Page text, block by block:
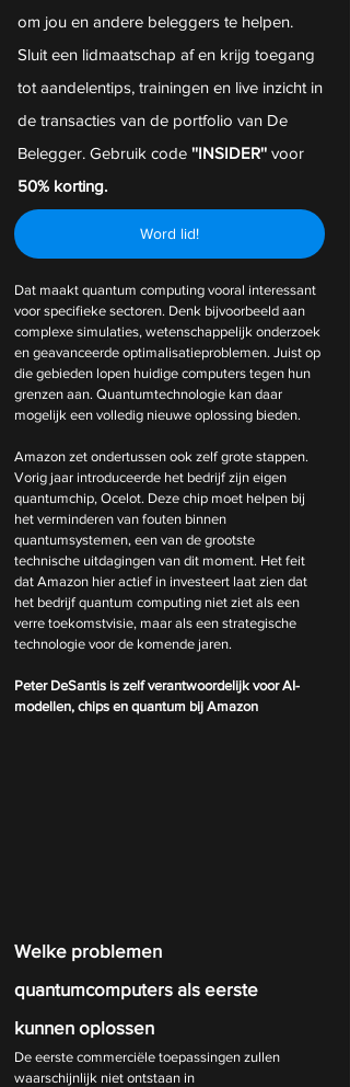
om jou en andere beleggers te helpen.
Sluit een lidmaatschap af en krijg toegang
tot aandelentips, trainingen en live inzicht in
de transacties van de portfolio van De
Belegger. Gebruik code ''INSIDER'' voor
50% korting.
Word lid!
Dat maakt quantum computing vooral interessant
voor specifieke sectoren. Denk bijvoorbeeld aan
complexe simulaties, wetenschappelijk onderzoek
en geavanceerde optimalisatieproblemen. Juist op
die gebieden lopen huidige computers tegen hun
grenzen aan. Quantumtechnologie kan daar
mogelijk een volledig nieuwe oplossing bieden.
Amazon zet ondertussen ook zelf grote stappen.
Vorig jaar introduceerde het bedrijf zijn eigen
quantumchip, Ocelot. Deze chip moet helpen bij
het verminderen van fouten binnen
quantumsystemen, een van de grootste
technische uitdagingen van dit moment. Het feit
dat Amazon hier actief in investeert laat zien dat
het bedrijf quantum computing niet ziet als een
verre toekomstvisie, maar als een strategische
technologie voor de komende jaren.
Peter DeSantis is zelf verantwoordelijk voor AI-
modellen, chips en quantum bij Amazon
Welke problemen
quantumcomputers als eerste
kunnen oplossen
De eerste commerciële toepassingen zullen
waarschijnlijk niet ontstaan in